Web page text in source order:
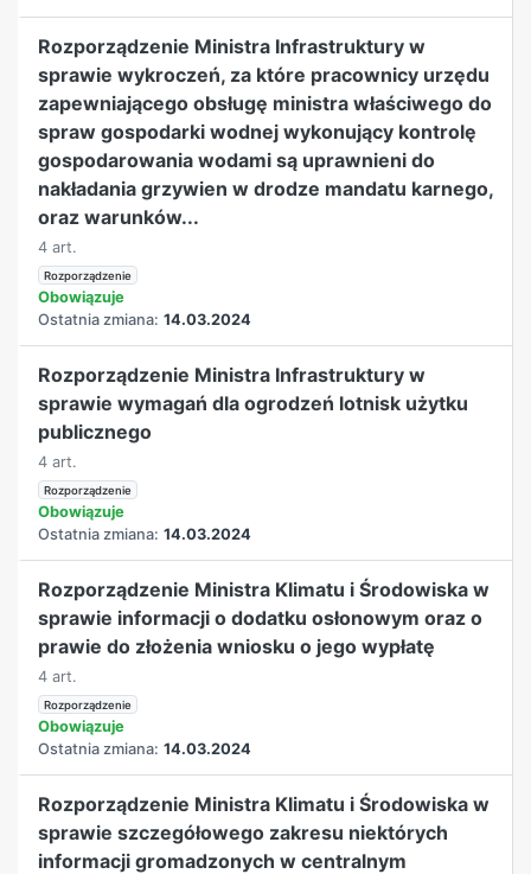
Rozporządzenie Ministra Infrastruktury w
sprawie wykroczeń, za które pracownicy urzędu
zapewniającego obsługę ministra właściwego do
spraw gospodarki wodnej wykonujący kontrolę
gospodarowania wodami są uprawnieni do
nakładania grzywien w drodze mandatu karnego,
oraz warunków...
4 art.
Rozporządzenie
Obowiązuje
Ostatnia zmiana: 14.03.2024
Rozporządzenie Ministra Infrastruktury w
sprawie wymagań dla ogrodzeń lotnisk użytku
publicznego
4 art.
Rozporządzenie
Obowiązuje
Ostatnia zmiana: 14.03.2024
Rozporządzenie Ministra Klimatu i Środowiska w
sprawie informacji o dodatku osłonowym oraz o
prawie do złożenia wniosku o jego wypłatę
4 art.
Rozporządzenie
Obowiązuje
Ostatnia zmiana: 14.03.2024
Rozporządzenie Ministra Klimatu i Środowiska w
sprawie szczegółowego zakresu niektórych
informacji gromadzonych w centralnym